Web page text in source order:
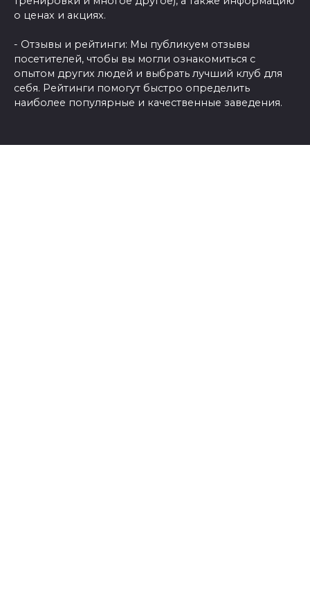
о ценах и акциях.
- Отзывы и рейтинги: Мы публикуем отзывы
посетителей, чтобы вы могли ознакомиться с
опытом других людей и выбрать лучший клуб для
себя. Рейтинги помогут быстро определить
наиболее популярные и качественные заведения.